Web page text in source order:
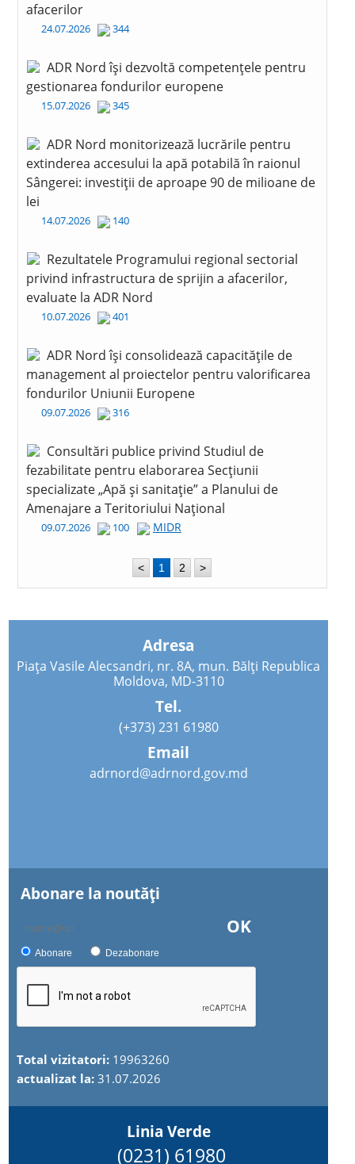
afacerilor
24.07.2026 344
ADR Nord își dezvoltă competențele pentru
gestionarea fondurilor europene
15.07.2026 345
ADR Nord monitorizează lucrările pentru
extinderea accesului la apă potabilă în raionul
Sângerei: investiții de aproape 90 de milioane de
lei
14.07.2026 140
Rezultatele Programului regional sectorial
privind infrastructura de sprijin a afacerilor,
evaluate la ADR Nord
10.07.2026 401
ADR Nord își consolidează capacitățile de
management al proiectelor pentru valorificarea
fondurilor Uniunii Europene
09.07.2026 316
Consultări publice privind Studiul de
fezabilitate pentru elaborarea Secțiunii
specializate „Apă și sanitație” a Planului de
Amenajare a Teritoriului Național
09.07.2026 100 MIDR
< 1 2 >
Adresa
Piața Vasile Alecsandri, nr. 8A, mun. Bălți Republica
Moldova, MD-3110
Tel.
(+373) 231 61980
Email
adrnord@adrnord.gov.md
Abonare la noutăţi
OK
Abonare Dezabonare
Total vizitatori: 19963260
actualizat la:31.07.2026
Linia Verde
(0231) 61980